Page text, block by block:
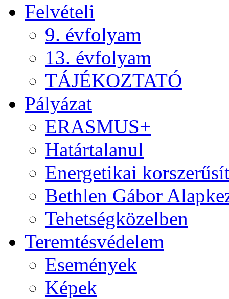
Felvételi
9. évfolyam
13. évfolyam
TÁJÉKOZTATÓ
Pályázat
ERASMUS+
Határtalanul
Energetikai
Bethlen Gábor
Tehetségközelben
Teremtésvédelem
Események
Képek